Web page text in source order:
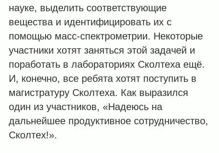
науке, выделить соответствующие
вещества и идентифицировать их с
помощью масс-спектрометрии. Некоторые
участники хотят заняться этой задачей и
поработать в лабораториях Сколтеха ещё.
И, конечно, все ребята хотят поступить в
магистратуру Сколтеха. Как выразился
один из участников, «Надеюсь на
дальнейшее продуктивное сотрудничество,
Сколтех!».